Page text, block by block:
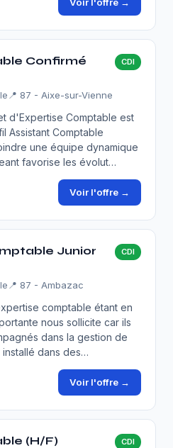
Confirmé
CDI
📍 87 - Aixe-sur-Vienne
d'Expertise Comptable est
Assistant Comptable
une équipe dynamique
favorise les évolut…
Voir l'offre →
Junior
CDI
📍 87 - Ambazac
comptable étant en
nous sollicite car ils
dans la gestion de
dans des…
Voir l'offre →
(H/F) CDI